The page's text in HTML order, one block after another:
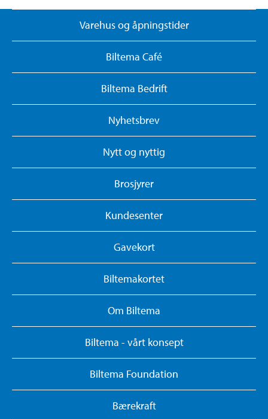
Varehus og åpningstider
Biltema Café
Biltema Bedrift
Nyhetsbrev
Nytt og nyttig
Brosjyrer
Kundesenter
Gavekort
Biltemakortet
Om Biltema
Biltema - vårt konsept
Biltema Foundation
Bærekraft